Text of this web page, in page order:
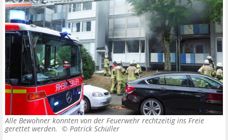
Alle Bewohner konnten von der Feuerwehr rechtzeitig ins Freie
gerettet werden. © Patrick Schüller